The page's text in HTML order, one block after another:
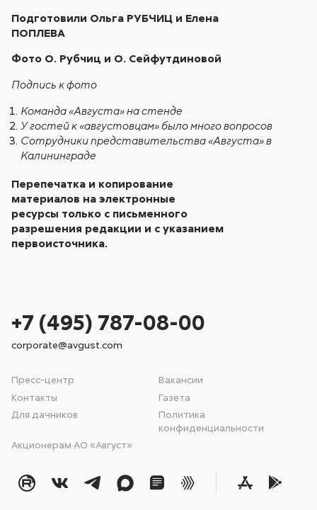
Подготовили Ольга РУБЧИЦ и Елена
ПОПЛЕВА
Фото О. Рубчиц и О. Сейфутдиновой
Подпись к фото
Команда «Августа» на стенде
У гостей к «августовцам» было много вопросов
Сотрудники представительства «Августа» в
Калининграде
Перепечатка и копирование
материалов на электронные
ресурсы только с письменного
разрешения редакции и с указанием
первоисточника.
Пресс-центр
Вакансии
Контакты
Газета
Для дачников
Политика
конфиденциальности
Акционерам АО «Август»
+7 (495) 787-08-00
corporate@avgust.com